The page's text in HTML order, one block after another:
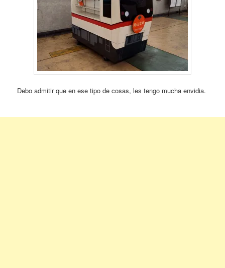
Debo admitir que en ese tipo de cosas, les tengo mucha envidia.